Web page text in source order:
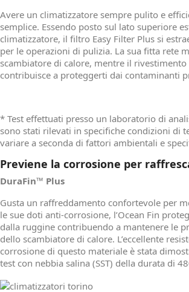
Avere un climatizzatore sempre pulito e
semplice. Essendo posto sul lato superiore
climatizzatore, il filtro Easy Filter Plus si
per le operazioni di pulizia. La sua fitta rete
scambiatore di calore, mentre il
contribuisce a proteggerti dai contaminanti
* Test effettuati presso un laboratorio di
sono stati rilevati in specifiche condizioni di
variare a seconda di fattori ambientali e
Previene la corrosione per
DuraFin™ Plus
Gusta un raffreddamento confortevole per
le sue doti anti-corrosione, l’Ocean Fin
dalla ruggine contribuendo a mantenere le
dello scambiatore di calore. L’eccellente
corrosione di questo materiale è stata
test con nebbia salina (SST) della durata di